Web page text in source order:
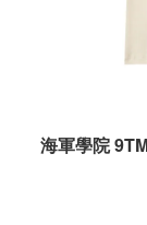
海軍學院